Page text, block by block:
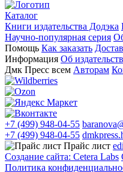
Каталог
Книги издательства Додэка
Научно-популярная серия
Помощь Как заказать
Информация Об
Дмк Пресс всем Авторам
+7 (499) 948-04-55
+7 (499) 948-04-55
Прайс лист
Создание сайта: Cetera Labs
Политика